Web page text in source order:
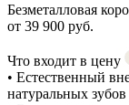
Безметалловая
от 39 900 руб.
Что входит в цену
• Естественный
натуральных зубов